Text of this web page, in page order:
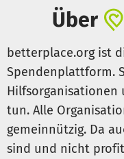
Auszeiten, um
👉 Zu unseren
Mit Pathly möchten
auch eine digitale
bist nicht allein. Bei
Mut, Verständnis und
mit Krebs zu meistern.
Über
betterplace.org ist
Spendenplattform.
Hilfsorganisationen
tun. Alle
gemeinnützig. Da
sind und nicht